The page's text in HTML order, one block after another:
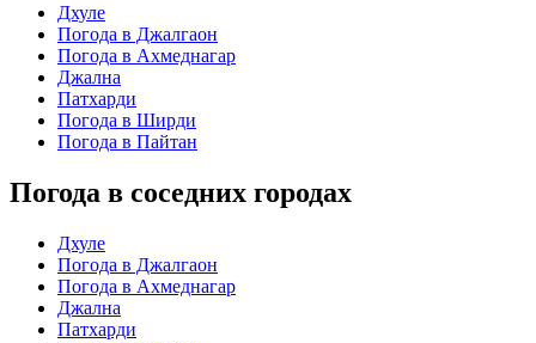
Дхуле
Погода в Джалгаон
Погода в Ахмеднагар
Джална
Патхарди
Погода в Ширди
Погода в Пайтан
Погода в соседних городах
Дхуле
Погода в Джалгаон
Погода в Ахмеднагар
Джална
Патхарди